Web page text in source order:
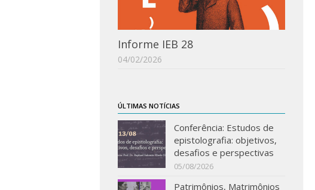
Informe IEB 28
04/02/2026
ÚLTIMAS NOTÍCIAS
Conferência: Estudos de
epistolografia: objetivos,
desafios e perspectivas
05/08/2026
Patrimônios, Matrimônios